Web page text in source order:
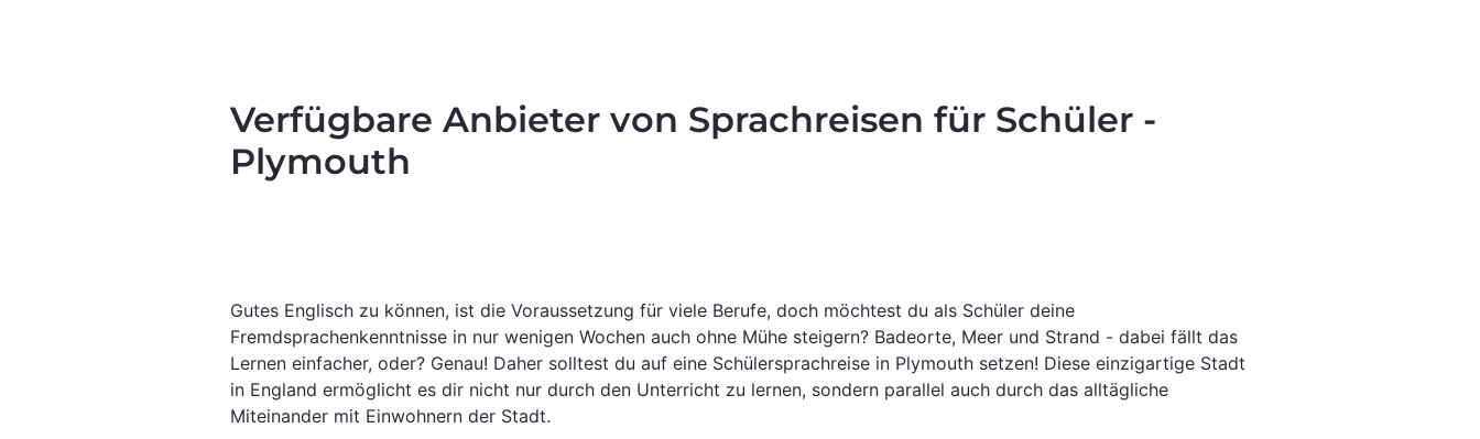
Verfügbare Anbieter von Sprachreisen für Schüler -
Plymouth
Gutes Englisch zu können, ist die Voraussetzung für viele Berufe, doch möchtest du als Schüler deine
Fremdsprachenkenntnisse in nur wenigen Wochen auch ohne Mühe steigern? Badeorte, Meer und Strand - dabei fällt das
Lernen einfacher, oder? Genau! Daher solltest du auf eine Schülersprachreise in Plymouth setzen! Diese einzigartige Stadt
in England ermöglicht es dir nicht nur durch den Unterricht zu lernen, sondern parallel auch durch das alltägliche
Miteinander mit Einwohnern der Stadt.